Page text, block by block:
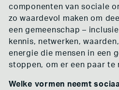
POLITIEK, BELEID EN
COÖPERATIEVE OVERHEID
FINANCIERING
ANTIKRAAK
EXPEDITIE VRIJE RUIMTE
ACTIVISME
WOONPROTEST
componenten van sociale
zo waardevol maken om
een gemeenschap –
kennis, netwerken,
energie die mensen in een
stoppen, om er een paar te
Welke vormen neemt